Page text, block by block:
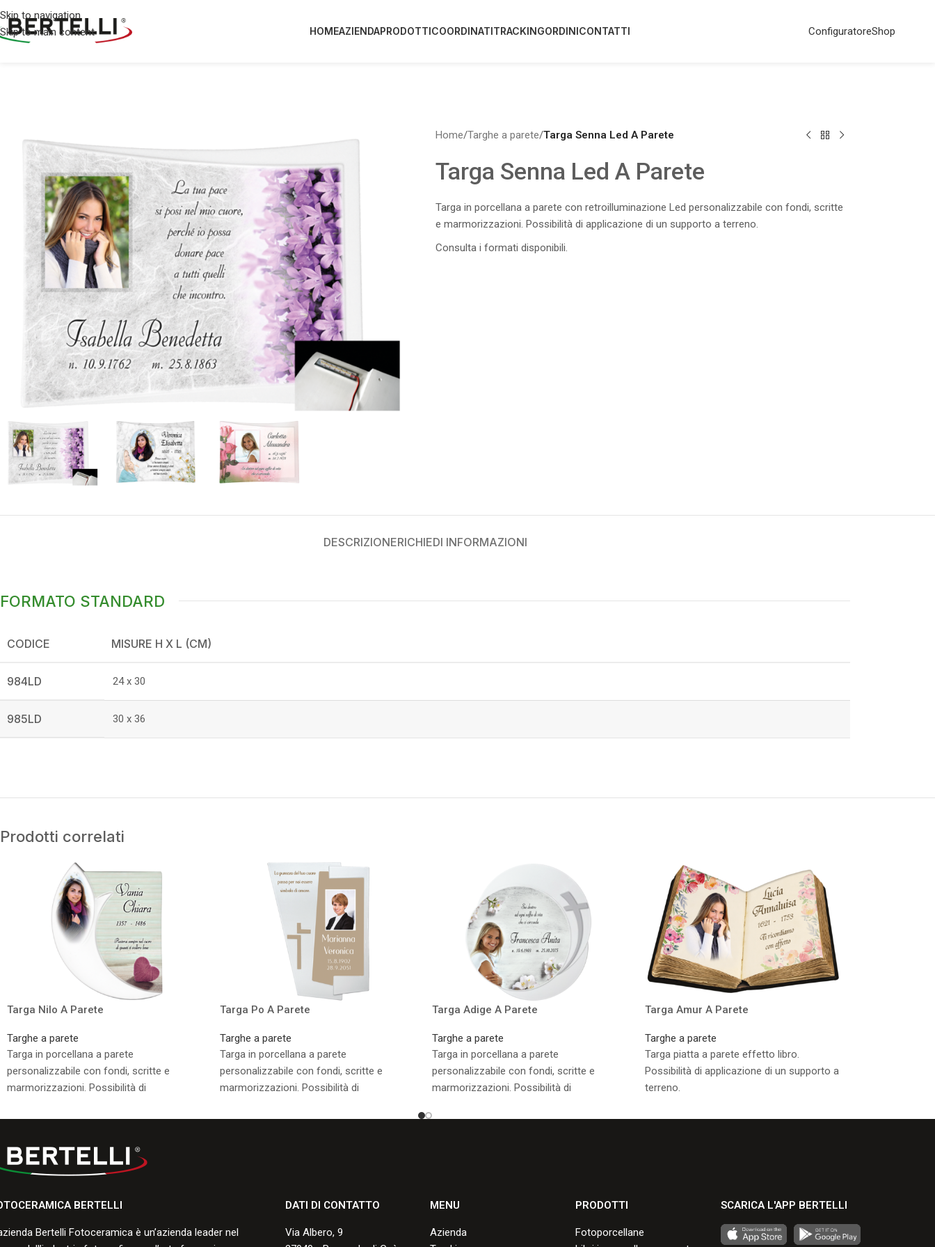
Skip to navigation
Skip to main content
HOMEAZIENDAPRODOTTICOORDINATITRACKINGORDINICONTATTI ConfiguratoreShop
Home/Targhe a parete/Targa Senna Led A Parete
Targa Senna Led A Parete
Targa in porcellana a parete con retroilluminazione Led personalizzabile con fondi, scritte
e marmorizzazioni. Possibilità di applicazione di un supporto a terreno.
Consulta i formati disponibili.
DESCRIZIONERICHIEDI INFORMAZIONI
FORMATO STANDARD
CODICE MISURE H X L (CM)
984LD 24 x 30
985LD 30 x 36
Prodotti correlati
Targa Nilo A Parete
Targhe a parete
Targa in porcellana a parete
personalizzabile con fondi, scritte e
marmorizzazioni. Possibilità di
Targa Po A Parete
Targhe a parete
Targa in porcellana a parete
personalizzabile con fondi, scritte e
marmorizzazioni. Possibilità di
Targa Adige A Parete
Targhe a parete
Targa in porcellana a parete
personalizzabile con fondi, scritte e
marmorizzazioni. Possibilità di
Targa Amur A Parete
Targhe a parete
Targa piatta a parete effetto libro.
Possibilità di applicazione di un supporto a
terreno.
BERTELLI
Bertelli Fotoceramica è un’azienda leader nel
DATI DI CONTATTO
Via Albero, 9
MENU
Azienda
PRODOTTI
Fotoporcellane
SCARICA L'APP BERTELLI